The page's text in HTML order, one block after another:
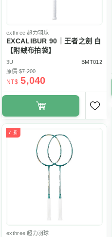
exthree 超力羽球
EXCALIBUR 90｜王者之劍 白
【附絨布拍袋】
3U
BMT012
原價 $7,200
NT$ 5,040
7 折
exthree 超力羽球